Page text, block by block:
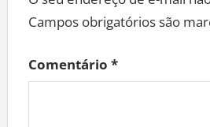
Campos obrigatórios são
Comentário *